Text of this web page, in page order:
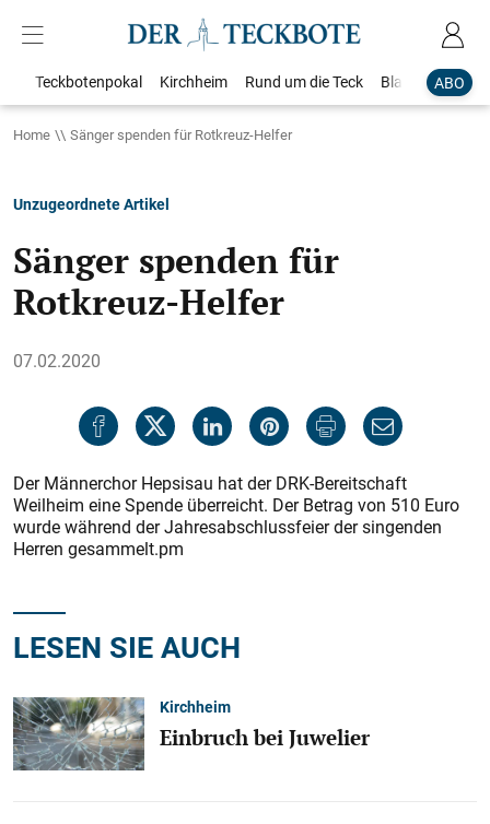
ABO
Teckbotenpokal Kirchheim Rund um die Teck Blaulicht
Home Sänger spenden für Rotkreuz-Helfer
Unzugeordnete Artikel
Sänger spenden für
Rotkreuz-Helfer
07.02.2020
Der Männerchor Hepsisau hat der DRK-Bereitschaft
Weilheim eine Spende überreicht. Der Betrag von 510 Euro
wurde während der Jahresabschlussfeier der singenden
Herren gesammelt.pm
LESEN SIE AUCH
Kirchheim
Einbruch bei Juwelier